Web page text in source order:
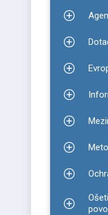
Zobrazit
Zobrazit
Zobrazit
Zobrazit
Zobrazit
Zobrazit
Zobrazit
Zobrazit